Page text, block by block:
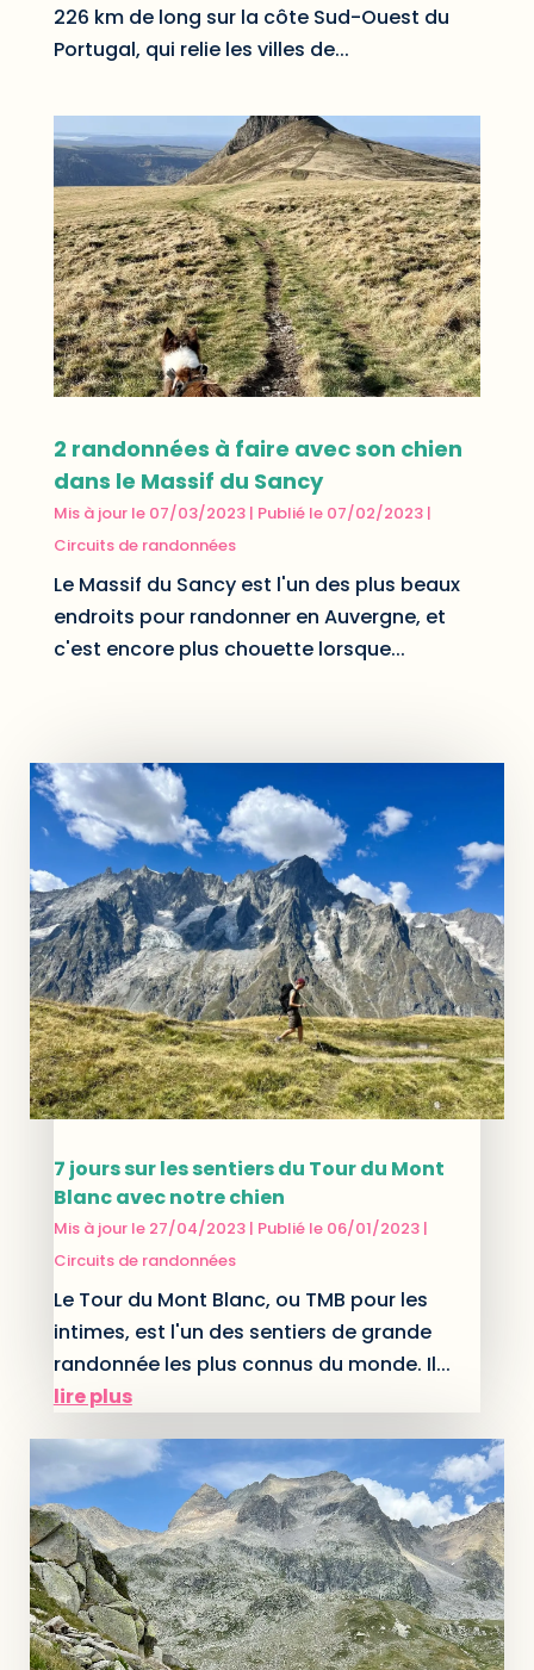
226 km de long sur la côte Sud-Ouest du
Portugal, qui relie les villes de...
2 randonnées à faire avec son chien
dans le Massif du Sancy
Mis à jour le 07/03/2023 | Publié le 07/02/2023|
Circuits de randonnées
Le Massif du Sancy est l'un des plus beaux
endroits pour randonner en Auvergne, et
c'est encore plus chouette lorsque...
7 jours sur les sentiers du Tour du Mont
Blanc avec notre chien
Mis à jour le 27/04/2023 | Publié le 06/01/2023|
Circuits de randonnées
Le Tour du Mont Blanc, ou TMB pour les
intimes, est l'un des sentiers de grande
randonnée les plus connus du monde. Il...
lire plus